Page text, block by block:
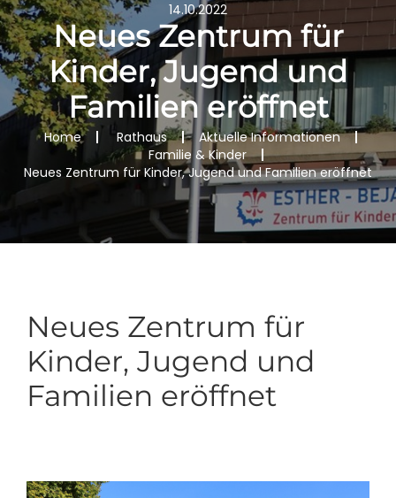
14.10.2022
Neues Zentrum für
Kinder, Jugend und
Familien eröffnet
Home Rathaus
Aktuelle Informationen
Familie & Kinder
Neues Zentrum für Kinder, Jugend und Familien eröffnet
Neues Zentrum für
Kinder, Jugend und
Familien eröffnet